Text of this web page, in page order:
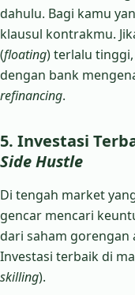
dahulu. Bagi kamu
klausul kontrakmu.
(floating) terlalu
dengan bank
refinancing.
5. Investasi
Side Hustle
Di tengah market
gencar mencari
dari saham gorengan
Investasi terbaik di
skilling).